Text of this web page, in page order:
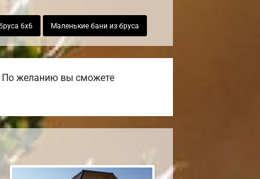
6х6 Маленькие бани из бруса
По желанию вы сможете